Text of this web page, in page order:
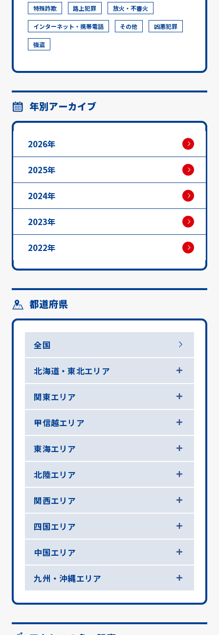
特殊詐欺 路上犯罪 放火・不審火
インターネット・携帯電話 その他 凶悪犯罪
強盗
年別アーカイブ
2026年
2025年
2024年
2023年
2022年
都道府県
全国
北海道・東北エリア
関東エリア
甲信越エリア
東海エリア
北陸エリア
関西エリア
四国エリア
中国エリア
九州・沖縄エリア